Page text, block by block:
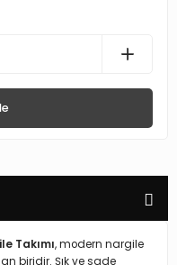
Takımı, modern nargile
biridir. Şık ve sade